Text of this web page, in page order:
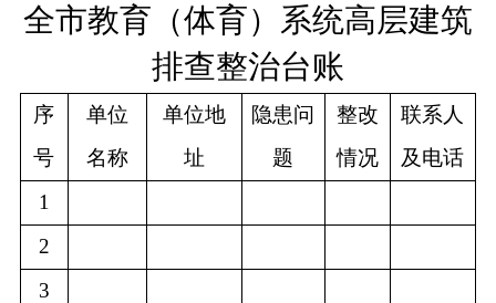
全市教育（体育）系统高层建筑
排查整治台账
序
号
单位
名称
单位地
址
隐患问
题
整改
情况
联系人
及电话
1
2
3